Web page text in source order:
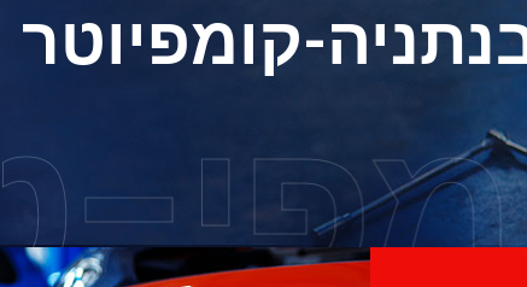
קומפיוטר